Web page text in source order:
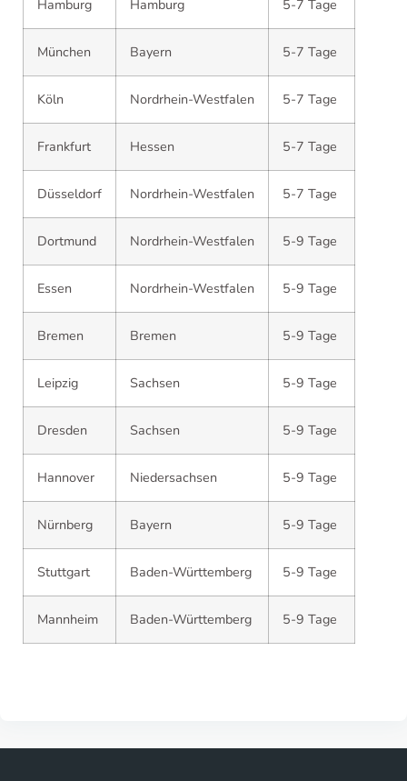
Hamburg Hamburg 5-7 Tage
München Bayern 5-7 Tage
Köln Nordrhein-Westfalen 5-7 Tage
Frankfurt Hessen 5-7 Tage
Düsseldorf Nordrhein-Westfalen 5-7 Tage
Dortmund Nordrhein-Westfalen 5-9 Tage
Essen Nordrhein-Westfalen 5-9 Tage
Bremen Bremen 5-9 Tage
Leipzig Sachsen 5-9 Tage
Dresden Sachsen 5-9 Tage
Hannover Niedersachsen 5-9 Tage
Nürnberg Bayern 5-9 Tage
Stuttgart Baden-Württemberg 5-9 Tage
Mannheim Baden-Württemberg 5-9 Tage